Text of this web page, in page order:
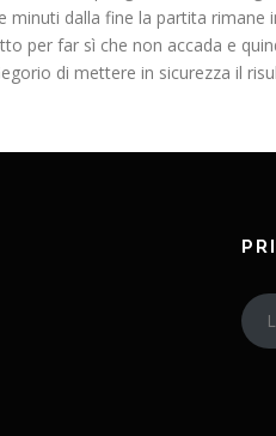
dalla fine la partita
per far sì che non accada e
di mettere in sicurezza il